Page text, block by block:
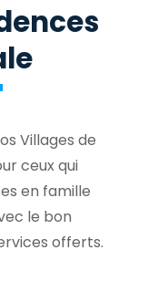
Villages de
ceux qui
en famille
le bon
offerts.